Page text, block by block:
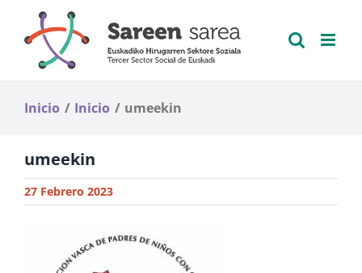
contenido
Inicio Inicio umeekin
umeekin
27 Febrero 2023